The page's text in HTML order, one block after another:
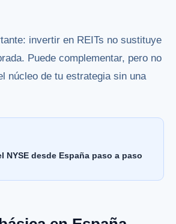
invertir en REITs no sustituye
Puede complementar, pero no
núcleo de tu estrategia sin una
NYSE desde España paso a paso